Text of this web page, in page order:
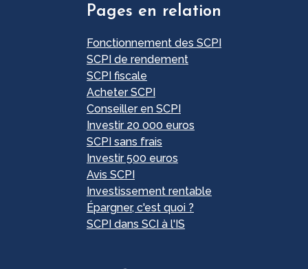
Pages en relation
Fonctionnement des SCPI
SCPI de rendement
SCPI fiscale
Acheter SCPI
Conseiller en SCPI
Investir 20 000 euros
SCPI sans frais
Investir 500 euros
Avis SCPI
Investissement rentable
Épargner, c'est quoi ?
SCPI dans SCI à l'IS